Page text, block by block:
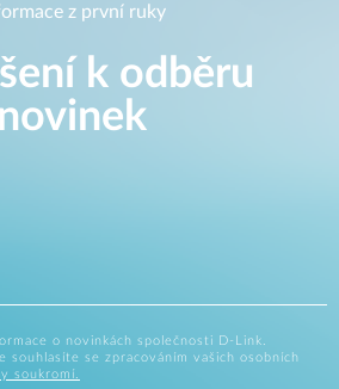
z první ruky
k odběru
novinek
o novinkách společnosti D-Link.
souhlasíte se zpracováním vašich osobních
soukromí.